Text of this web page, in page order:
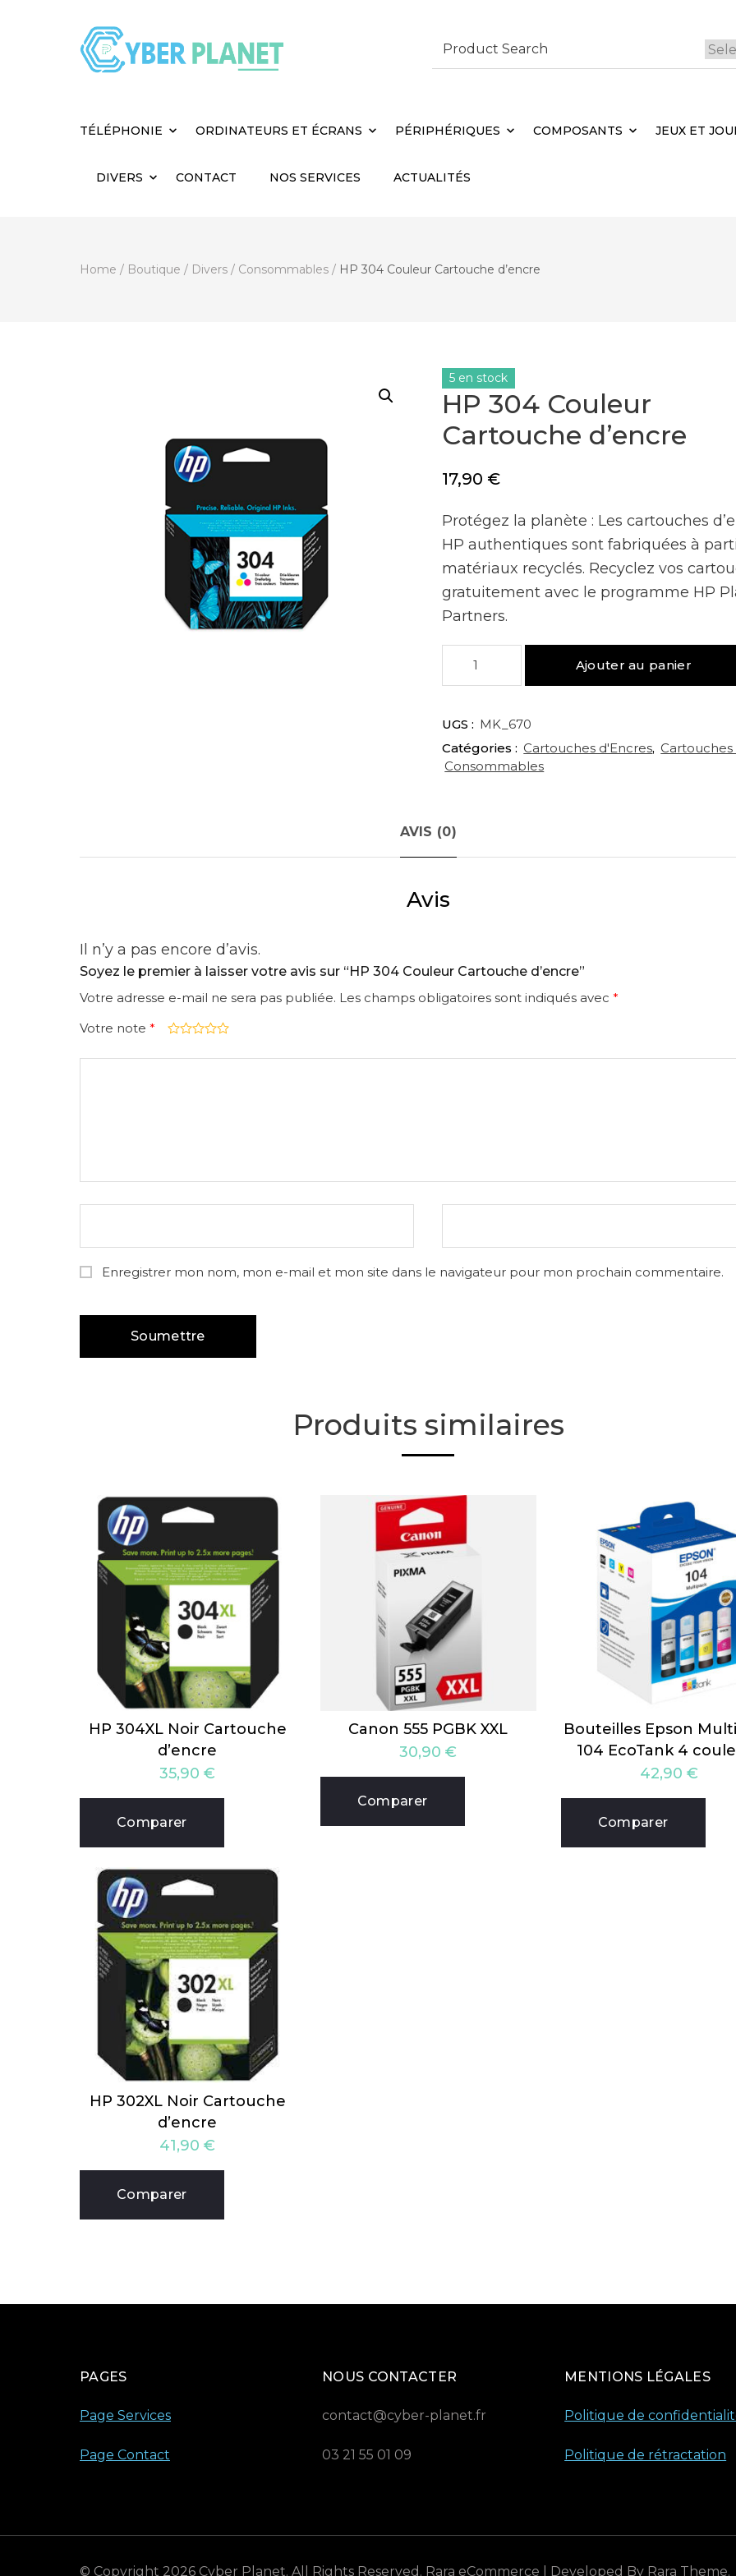
Search
for:
TÉLÉPHONIE ORDINATEURS ET ÉCRANS PÉRIPHÉRIQUES COMPOSANTS JEUX ET
DIVERS CONTACT NOS SERVICES ACTUALITÉS
Home / Boutique / Divers / Consommables / HP 304 Couleur Cartouche d’encre
HP 304 Couleur
Cartouche d’encre
17,90 €
Protégez la planète : Les cartouches
HP authentiques sont fabriquées à
matériaux recyclés. Recyclez vos
gratuitement avec le programme HP
Partners.
5 en stock
Couleur
Cartouche
d'encre
Ajouter au panier
UGS : MK_670
Catégories : Cartouches d'Encres, Cartouches
Consommables
AVIS (0)
Avis
Il n’y a pas encore d’avis.
Soyez le premier à laisser votre avis sur “HP 304 Couleur Cartouche d’encre”
Votre adresse e-mail ne sera pas publiée. Les champs obligatoires sont indiqués avec *
Votre note *
Enregistrer mon nom, mon e-mail et mon site dans le navigateur pour mon prochain commentaire.
Produits similaires
HP 304XL Noir Cartouche
d’encre
35,90€
Comparer
Canon 555 PGBK XXL
30,90€
Comparer
Bouteilles Epson
104 EcoTank 4
42,90 €
Comparer
HP 302XL Noir Cartouche
d’encre
41,90€
Comparer
PAGES
Page Services
Page Contact
NOUS CONTACTER
contact@cyber-planet.fr
03 21 55 01 09
MENTIONS LÉGALES
Politique de
Politique de rétractation
© Copyright 2026 Cyber Planet. All Rights Reserved. Rara eCommerce | Developed By Rara Theme.